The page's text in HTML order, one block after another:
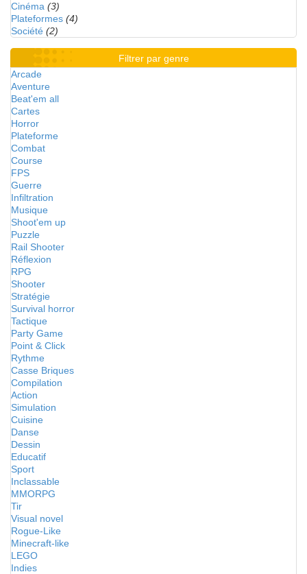
Cinéma (3)
Plateformes (4)
Société (2)
Filtrer par genre
Arcade
Aventure
Beat'em all
Cartes
Horror
Plateforme
Combat
Course
FPS
Guerre
Infiltration
Musique
Shoot'em up
Puzzle
Rail Shooter
Réflexion
RPG
Shooter
Stratégie
Survival horror
Tactique
Party Game
Point & Click
Rythme
Casse Briques
Compilation
Action
Simulation
Cuisine
Danse
Dessin
Educatif
Sport
Inclassable
MMORPG
Tir
Visual novel
Rogue-Like
Minecraft-like
LEGO
Indies